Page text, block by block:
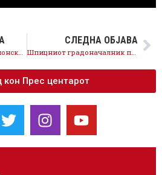
ЈСП заглавено во милионски долгови поради медарите од ВМРО-ДПМНЕ
СЛЕДНА ОБЈАВА
Шпицниот градоначалник промовира проекти на СДСМ
кон Прес центарот